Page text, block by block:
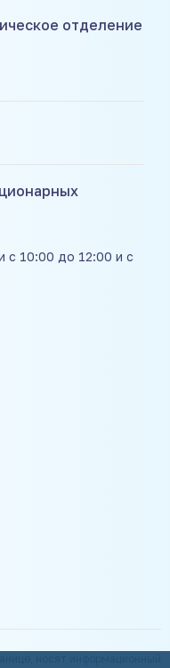
отделение
с 10:00 до 12:00 и с